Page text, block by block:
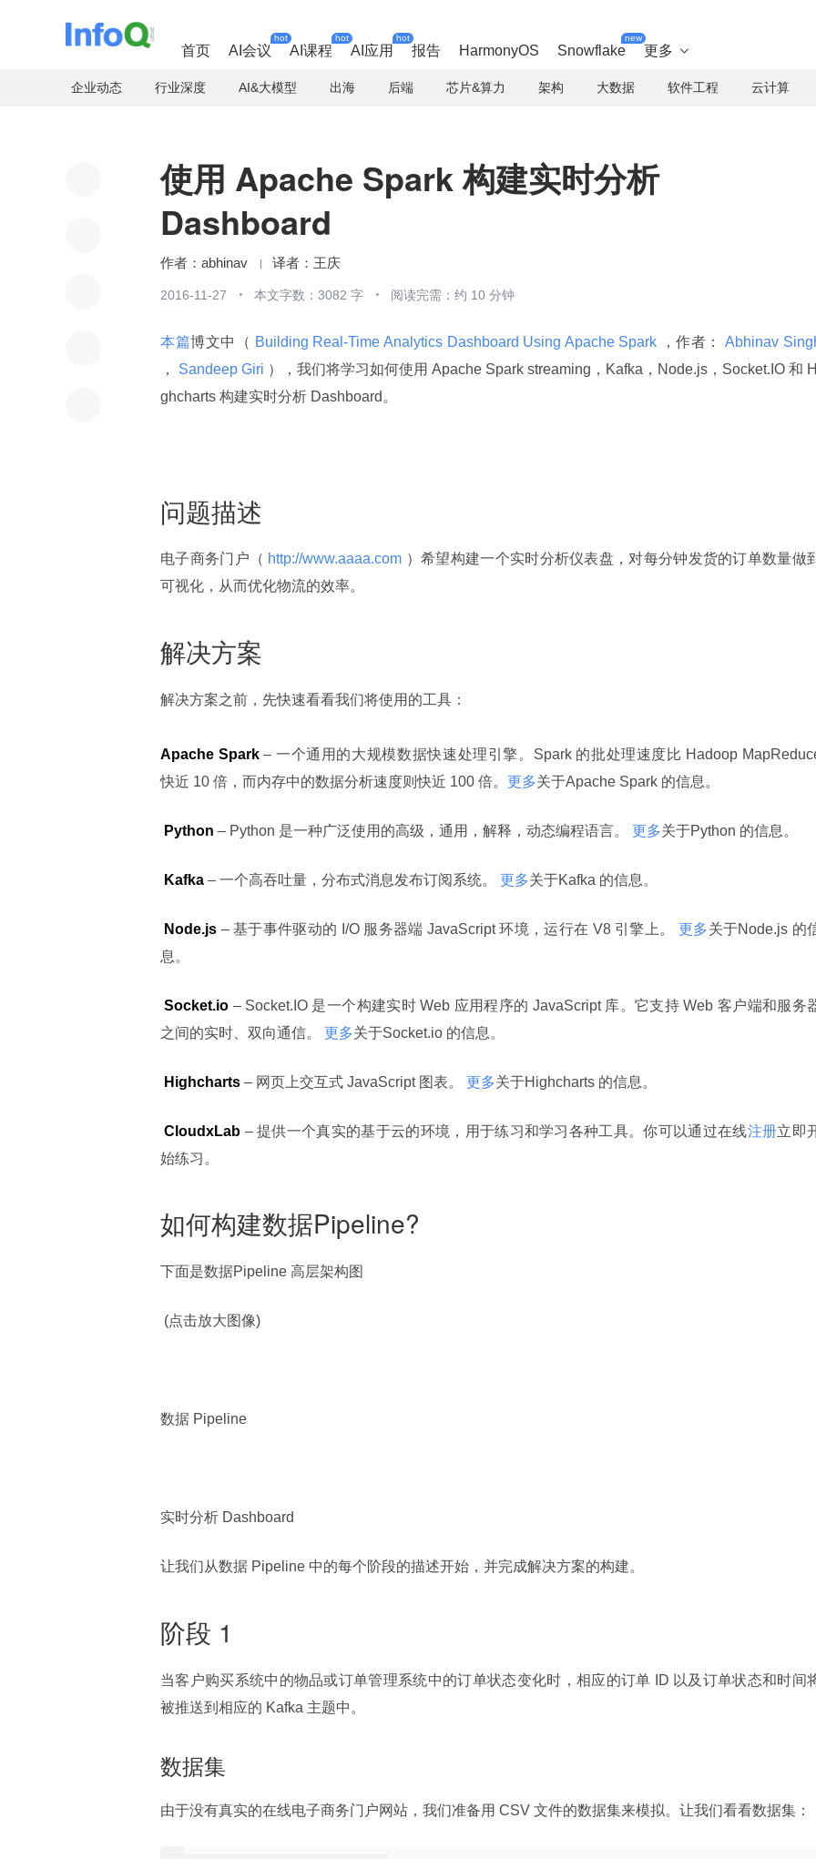
首页 AI会议
hot
AI课程
hot
AI应用
hot
报告 HarmonyOS Snowflake
new
更多 
企业动态 行业深度 AI&大模型 出海 后端 芯片&算力 架构 大数据 软件工程 云计算
使用 Apache Spark 构建实时分析
Dashboard
abhinav 王庆
2016-11-27 本文字数：3082 字 阅读完需：约 10 分钟
本篇博文中（ Building Real-Time Analytics Dashboard Using Apache Spark
，作者：
，
Sandeep Giri ），我们将学习如何使用 Apache Spark streaming，Kafka，Node.js，Socket.IO 和
ghcharts 构建实时分析 Dashboard。
问题描述
电子商务门户（ http://www.aaaa.com ）希望构建一个实时分析仪表盘，对每分钟发货的订单数量做
可视化，从而优化物流的效率。
解决方案
解决方案之前，先快速看看我们将使用的工具：
Apache Spark – 一个通用的大规模数据快速处理引擎。Spark 的批处理速度比 Hadoop
快近 10 倍，而内存中的数据分析速度则快近 100 倍。 更多关于Apache Spark 的信息。
Python – Python 是一种广泛使用的高级，通用，解释，动态编程语言。 更多关于Python 的信息。
Kafka – 一个高吞吐量，分布式消息发布订阅系统。 更多关于Kafka 的信息。
Node.js – 基于事件驱动的 I/O 服务器端 JavaScript 环境，运行在 V8 引擎上。 更多关于Node.js 的
息。
Socket.io – Socket.IO 是一个构建实时 Web 应用程序的 JavaScript 库。它支持 Web 客户端和服务
之间的实时、双向通信。 更多关于Socket.io 的信息。
Highcharts – 网页上交互式 JavaScript 图表。 更多关于Highcharts 的信息。
CloudxLab – 提供一个真实的基于云的环境，用于练习和学习各种工具。你可以通过在线注册立即
始练习。
如何构建数据Pipeline?
下面是数据Pipeline 高层架构图
(点击放大图像)
数据 Pipeline
实时分析 Dashboard
让我们从数据 Pipeline 中的每个阶段的描述开始，并完成解决方案的构建。
阶段 1
当客户购买系统中的物品或订单管理系统中的订单状态变化时，相应的订单 ID 以及订单状态和时间
被推送到相应的 Kafka 主题中。
数据集
由于没有真实的在线电子商务门户网站，我们准备用 CSV 文件的数据集来模拟。让我们看看数据集：